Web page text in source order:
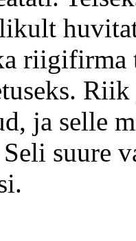
riigifirma
ja selle
suure